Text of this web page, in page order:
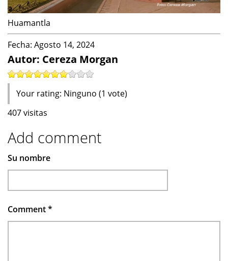
Huamantla
Fecha: Agosto 14, 2024
Autor: Cereza Morgan
Your rating: Ninguno (1 vote)
407 visitas
Add comment
Su nombre
Comment*